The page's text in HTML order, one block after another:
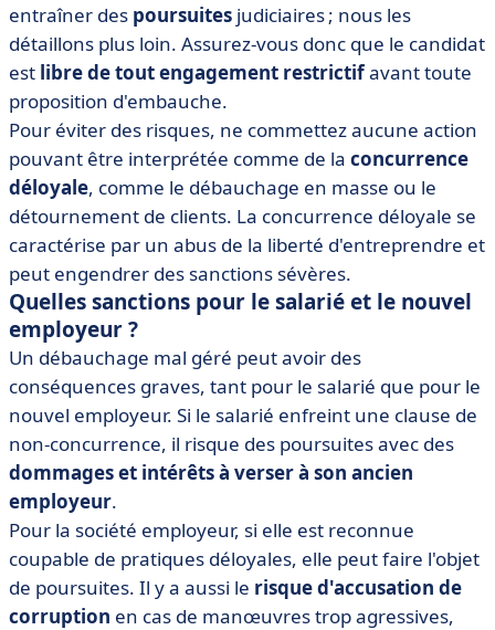
entraîner des poursuites judiciaires ; nous les
détaillons plus loin. Assurez-vous donc que le candidat
est libre de tout engagement restrictifavant toute
proposition d'embauche.
Pour éviter des risques, ne commettez aucune action
pouvant être interprétée comme de la concurrence
déloyale, comme le débauchage en masse ou le
détournement de clients. La concurrence déloyale se
caractérise par un abus de la liberté d'entreprendre et
peut engendrer des sanctions sévères.
Quelles sanctions pour le salarié et le nouvel
employeur ?
Un débauchage mal géré peut avoir des
conséquences graves, tant pour le salarié que pour le
nouvel employeur. Si le salarié enfreint une clause de
non-concurrence, il risque des poursuites avec des
dommages et intérêts à verser à son ancien
employeur.
Pour la société employeur, si elle est reconnue
coupable de pratiques déloyales, elle peut faire l'objet
de poursuites. Il y a aussi le risque d'accusation de
corruption en cas de manœuvres trop agressives,